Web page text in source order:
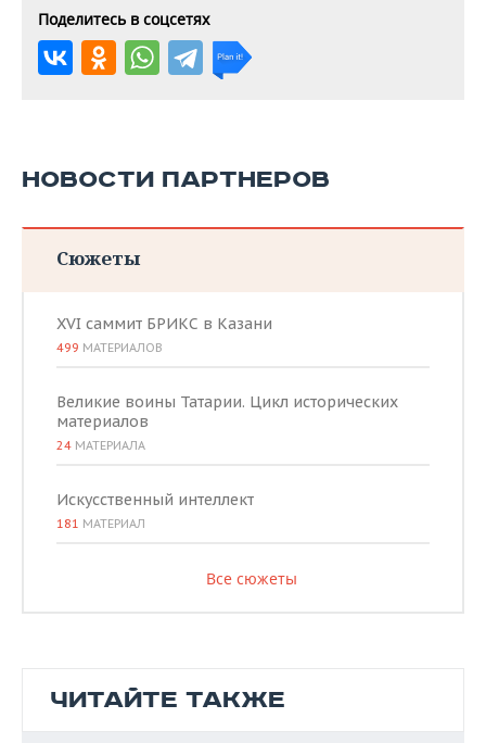
Поделитесь в соцсетях
НОВОСТИ ПАРТНЕРОВ
Сюжеты
XVI саммит БРИКС в Казани
499 МАТЕРИАЛОВ
Великие воины Татарии. Цикл исторических
материалов
24 МАТЕРИАЛА
Искусственный интеллект
181 МАТЕРИАЛ
Все сюжеты
ЧИТАЙТЕ ТАКЖЕ